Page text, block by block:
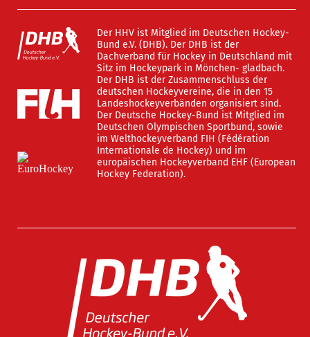
Der HHV ist Mitglied im Deutschen Hockey-
Bund e.V. (DHB). Der DHB ist der
Dachverband für Hockey in Deutschland mit
Sitz im Hockeypark in Mönchen- gladbach.
Der DHB ist der Zusammenschluss der
deutschen Hockeyvereine, die in den 15
Landeshockeyverbänden organisiert sind.
Der Deutsche Hockey-Bund ist Mitglied im
Deutschen Olympischen Sportbund, sowie
im Welthockeyverband FIH (Fédération
Internationale de Hockey) und im
europäischen Hockeyverband EHF (European
Hockey Federation).